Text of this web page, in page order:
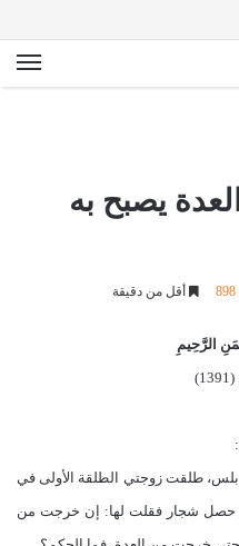
يصبح به
898 أقل من دقيقة
الرَّحِيمِ
طلقت زوجتي الطلقة الأولى في
2000م، ثم رجعتها، وفي سنة 2008م حصل شجار فقلت لها: إن خرجت من